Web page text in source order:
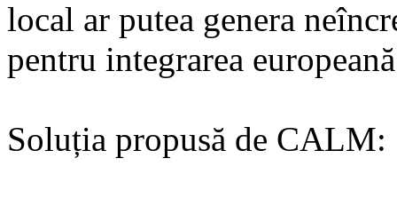
local ar putea genera
pentru integrarea
Soluția propusă de CALM: